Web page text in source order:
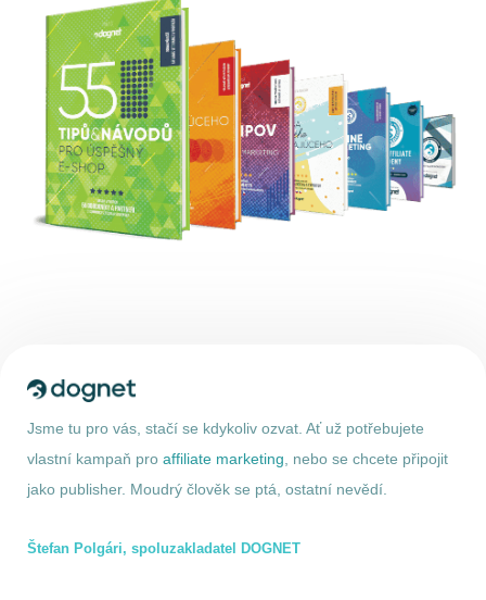
Jsme tu pro vás, stačí se kdykoliv ozvat. Ať už potřebujete
vlastní kampaň pro affiliate marketing, nebo se chcete připojit
jako publisher. Moudrý člověk se ptá, ostatní nevědí.
Štefan Polgári, spoluzakladatel DOGNET